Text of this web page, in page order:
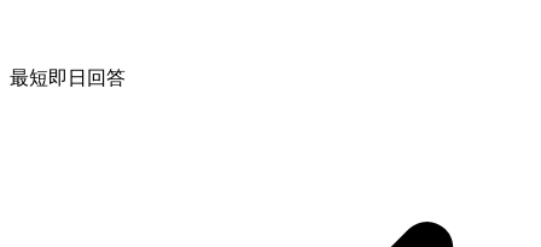
最短即日回答